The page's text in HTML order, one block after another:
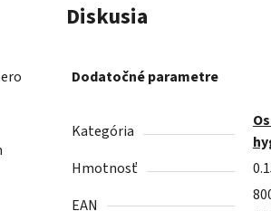
Diskusia
Dodatočné parametre
Kategória
Hmotnosť
EAN